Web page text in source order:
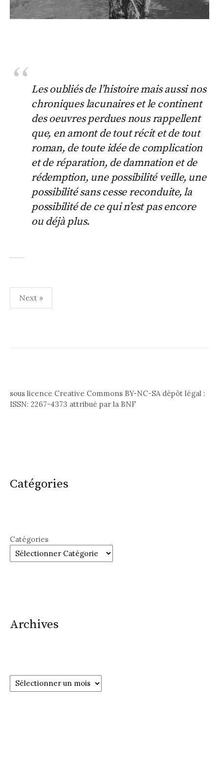
Les oubliés de l’histoire mais aussi nos
chroniques lacunaires et le continent
des oeuvres perdues nous rappellent
que, en amont de tout récit et de tout
roman, de toute idée de complication
et de réparation, de damnation et de
rédemption, une possibilité veille, une
possibilité sans cesse reconduite, la
possibilité de ce qui n’est pas encore
ou déjà plus.
Pagination
des
Next »
sous licence Creative Commons BY-NC-SA dépôt légal :
ISSN: 2267-4373 attribué par la BNF
Catégories
Catégories
Archives
Archives